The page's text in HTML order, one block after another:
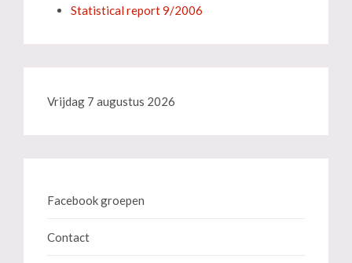
Statistical report 9/2006
Vrijdag 7 augustus 2026
Facebook groepen
Contact